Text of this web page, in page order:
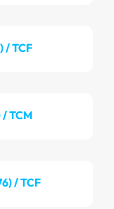
/ TCF
TCM
/ TCF